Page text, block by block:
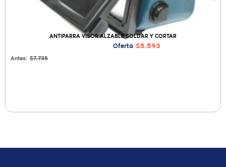
ANTIPARRA VISOR ALZABLE SOLDAR Y CORTAR
Antes: $7.735
Oferta $5.593